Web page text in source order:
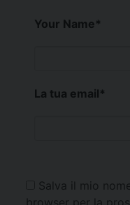
Your Name*
La tua email*
Salva il mio